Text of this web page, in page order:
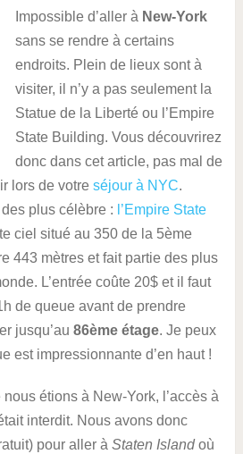
Impossible d’aller à New-York
sans se rendre à certains
endroits. Plein de lieux sont à
visiter, il n’y a pas seulement la
Statue de la Liberté ou l’Empire
State Building. Vous découvrirez
donc dans cet article, pas mal de
lors de votre séjour à NYC.
plus célèbre : l’Empire State
ciel situé au 350 de la 5ème
443 mètres et fait partie des plus
L’entrée coûte 20$ et il faut
de queue avant de prendre
jusqu’au 86ème étage. Je peux
est impressionnante d’en haut !
étions à New-York, l’accès à
interdit. Nous avons donc
pour aller à Staten Islandoù